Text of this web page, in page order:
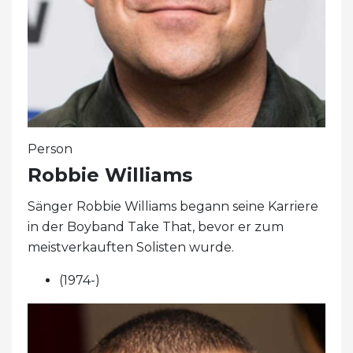
Person
Robbie Williams
Sänger Robbie Williams begann seine Karriere
in der Boyband Take That, bevor er zum
meistverkauften Solisten wurde.
(1974-)